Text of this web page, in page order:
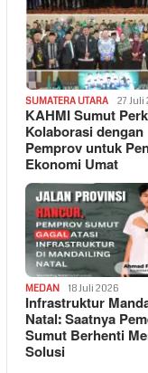
SUMATERA UTARA 27 Juli
KAHMI Sumut
Kolaborasi dengan
Pemprov untuk
Ekonomi Umat
MEDAN 18 Juli 2026
Infrastruktur
Natal: Saatnya
Sumut Berhenti
Solusi